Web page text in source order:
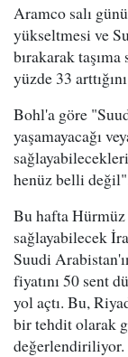
Aramco salı
yükseltmesi ve
bırakarak
yüzde 33
Bohl'a göre
yaşamayacağı
henüz belli
Bu hafta Hürmüz
sağlayabilecek
Suudi
fiyatını 50 sent
yol açtı. Bu,
bir tehdit olarak
değerlendiriliyor.